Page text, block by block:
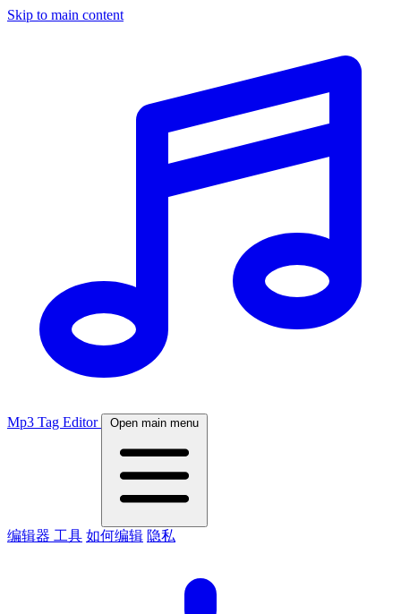
Skip to main content
Mp3 Tag Editor Open main menu
编辑器 工具 如何编辑 隐私